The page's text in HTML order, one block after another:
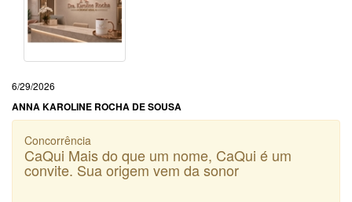
6/29/2026
ANNA KAROLINE ROCHA DE SOUSA
Concorrência
CaQui Mais do que um nome, CaQui é um
convite. Sua origem vem da sonor